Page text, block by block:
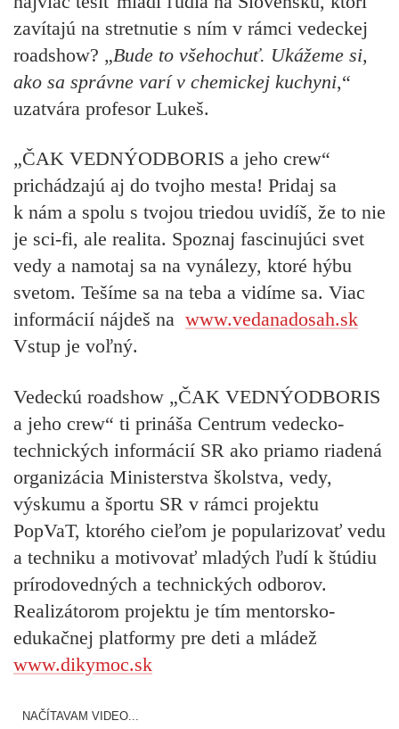
zavítajú na stretnutie s ním v rámci vedeckej
roadshow? „Bude to všehochuť. Ukážeme si,
ako sa správne varí v chemickej kuchyni,“
uzatvára profesor Lukeš.
„ČAK VEDNÝODBORIS a jeho crew“
prichádzajú aj do tvojho mesta! Pridaj sa
k nám a spolu s tvojou triedou uvidíš, že to nie
je sci-fi, ale realita. Spoznaj fascinujúci svet
vedy a namotaj sa na vynálezy, ktoré hýbu
svetom. Tešíme sa na teba a vidíme sa. Viac
informácií nájdeš na www.vedanadosah.sk
Vstup je voľný.
Vedeckú roadshow „ČAK VEDNÝODBORIS
a jeho crew“ ti prináša Centrum vedecko-
technických informácií SR ako priamo riadená
organizácia Ministerstva školstva, vedy,
výskumu a športu SR v rámci projektu
PopVaT, ktorého cieľom je popularizovať vedu
a techniku a motivovať mladých ľudí k štúdiu
prírodovedných a technických odborov.
Realizátorom projektu je tím mentorsko-
edukačnej platformy pre deti a mládež
www.dikymoc.sk
NAČÍTAVAM VIDEO...